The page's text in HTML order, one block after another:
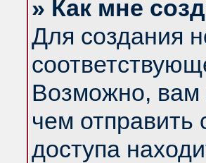
» Как мне
Для создания
Возможно, вам
чем
доступа